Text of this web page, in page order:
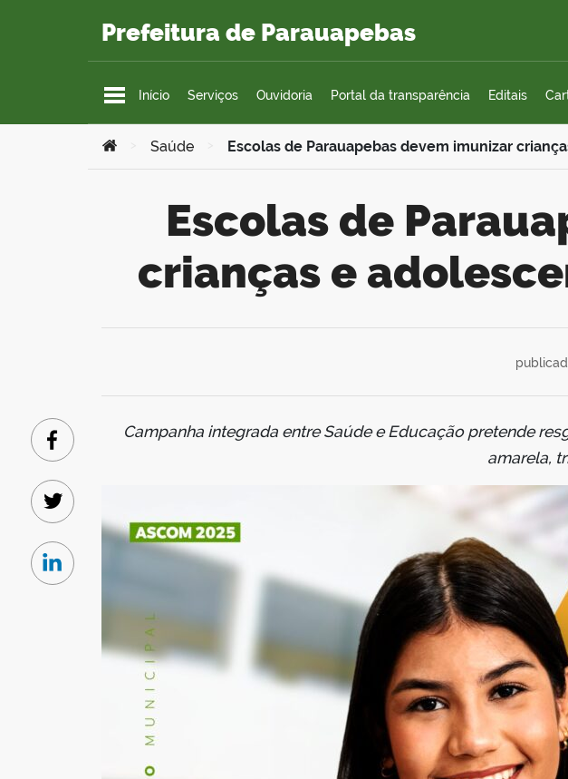
Prefeitura de Parauapebas
Início Serviços Ouvidoria Portal da transparência Editais
Você está aqui:
Saúde Escolas de Parauapebas devem imunizar
Escolas de Parauapebas devem imunizar
crianças e
Campanha integrada entre Saúde e Educação pretende
amarela,
Facebook
Twitter
Linkedin